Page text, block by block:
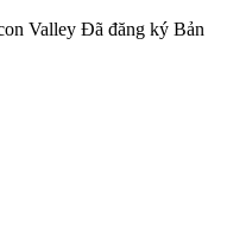
Valley Đã đăng ký Bản